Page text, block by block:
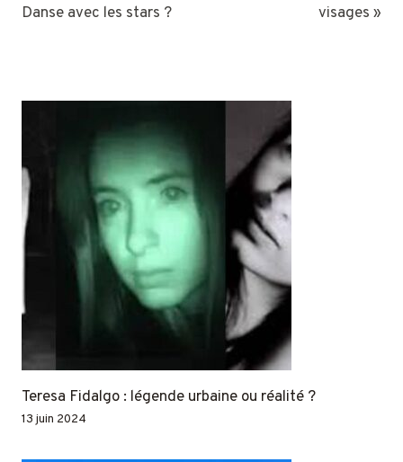
Danse avec les stars ?
visages »
Teresa Fidalgo : légende urbaine ou réalité ?
13 juin 2024